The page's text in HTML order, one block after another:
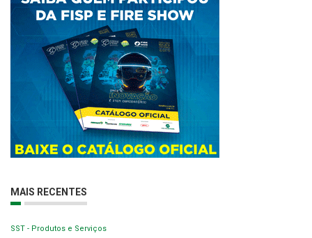
MAIS RECENTES
SST - Produtos e Serviços